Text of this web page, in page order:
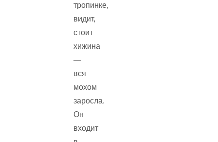
тропинке,
видит,
стоит
хижина
—
вся
мохом
заросла.
Он
входит